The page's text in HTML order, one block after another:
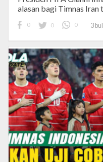
alasan bagi Timnas
0 0 0 3